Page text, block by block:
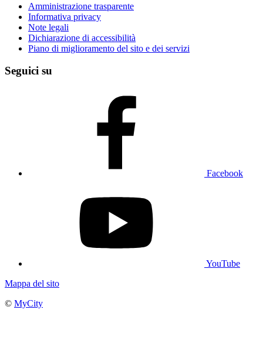
Amministrazione trasparente
Informativa privacy
Note legali
Dichiarazione di accessibilità
Piano di miglioramento del sito e dei servizi
Seguici su
Facebook
YouTube
Mappa del sito
© MyCity